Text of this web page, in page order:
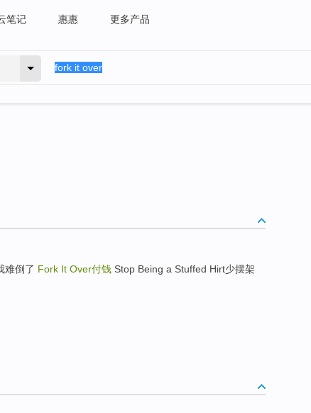
笔记 惠惠 更多产品
难倒了 Fork It Over付钱 Stop Being a Stuffed Hirt少摆架